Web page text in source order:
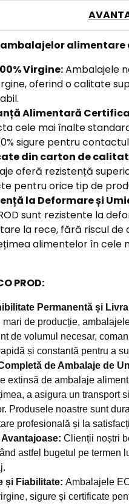
ambalajelor alimentare
Virgine:Ambalajele
oferind o calitate
Alimentară
cele mai înalte
sigure pentru
din carton de
oferă rezistență
pentru orice tip de
la Deformare și
sunt rezistente la
la rece, fără riscul de
alimentelor în cele
PROD:
Permanentă și
mari de producție,
de volumul necesar,
și constantă pentru a
de Ambalaje de
extinsă de ambalaje
a asigura un transport
Produsele noastre sunt
profesională și la
Avantajoase: Clienții noștri
astfel bugetul pe termen
și Fiabilitate: Ambalajele
sigure și certificate